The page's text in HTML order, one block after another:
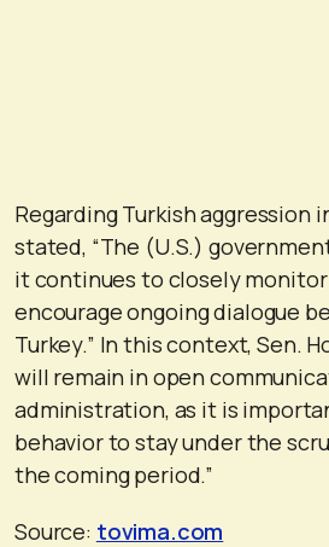
Regarding Turkish aggression
stated, “The (U.S.)
it continues to closely
encourage ongoing dialogue
Turkey.” In this context, Sen.
will remain in open
administration, as it is
behavior to stay under the
the coming period.”
Source: tovima.com